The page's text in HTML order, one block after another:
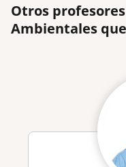
Otros
Ambientales